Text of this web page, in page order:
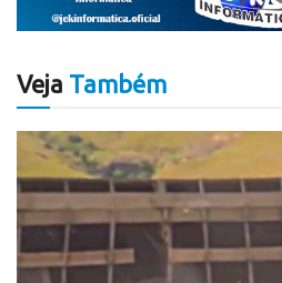
Veja Também